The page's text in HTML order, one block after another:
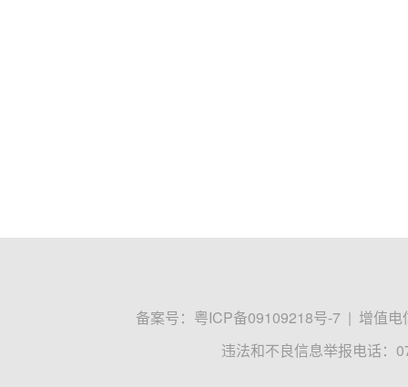
备案号： 粤ICP备09109218号-7 | 增值电
违法和不良信息举报电话：